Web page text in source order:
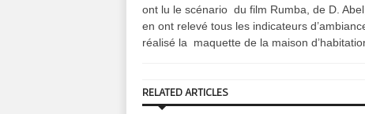
ont lu le scénario du film Rumba, de D.
en ont relevé tous les indicateurs
réalisé la maquette de la maison
RELATED ARTICLES